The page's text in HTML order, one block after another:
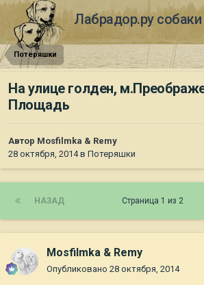
Лабрадор.ру
Потеряшки
На улице голден,
Площадь
Автор Mosfilmka & Remy
28 октября, 2014в Потеряшки
НАЗАД Страница 1 из 2
Mosfilmka & Remy
Опубликовано 28 октября, 2014